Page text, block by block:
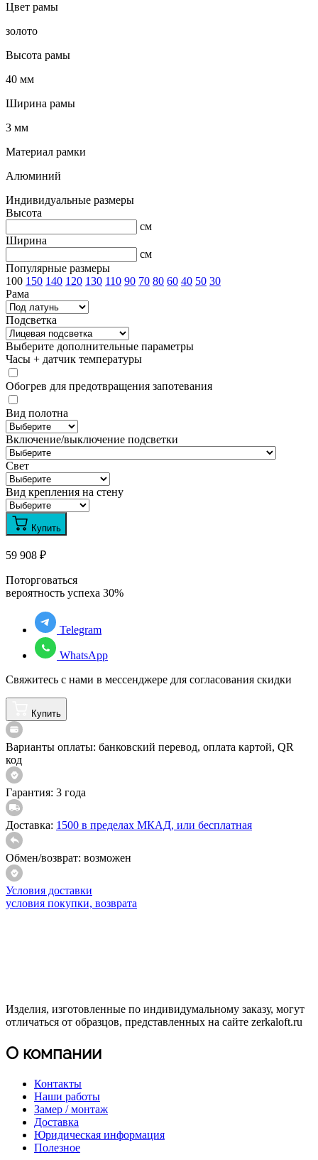
Цвет рамы
золото
Высота рамы
40 мм
Ширина рамы
3 мм
Материал рамки
Алюминий
Индивидуальные размеры
Высота
см
Ширина
см
Популярные размеры
100 150 140 120 130 110 90 70 80 60 40 50 30
Рама
Подсветка
Выберите дополнительные параметры
Часы + датчик температуры
Обогрев для предотвращения запотевания
Вид полотна
Включение/выключение подсветки
Свет
Вид крепления на стену
Купить
59 908 ₽
Поторговаться
вероятность успеха 30%
Telegram
WhatsApp
Свяжитесь с нами в мессенджере для согласования скидки
Купить
Варианты оплаты: банковский перевод, оплата картой, QR
код
Гарантия: 3 года
Доставка: 1500 в пределах МКАД, или бесплатная
Обмен/возврат: возможен
Условия доставки
условия покупки, возврата
Изделия, изготовленные по индивидумальному заказу, могут
отличаться от образцов, представленных на сайте zerkaloft.ru
О компании
Контакты
Наши работы
Замер / монтаж
Доставка
Юридическая информация
Полезное